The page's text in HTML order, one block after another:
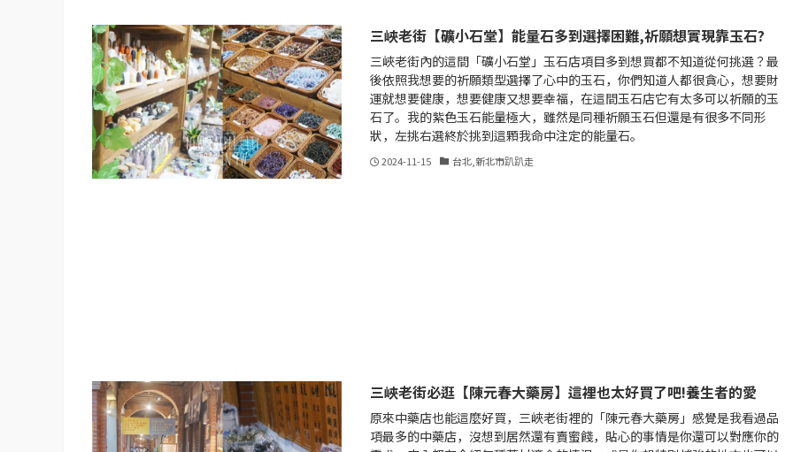
三峽老街【礦小石堂】能量石多到選擇困難,祈願想實現靠玉石?
三峽老街內的這間「礦小石堂」玉石店項目多到想買都不知道從何挑選？最
後依照我想要的祈願類型選擇了心中的玉石，你們知道人都很貪心，想要財
運就想要健康，想要健康又想要幸福，在這間玉石店它有太多可以祈願的玉
石了。我的紫色玉石能量極大，雖然是同種祈願玉石但還是有很多不同形
狀，左挑右選終於挑到這顆我命中注定的能量石。
2024-11-15 台北,新北市趴趴走
三峽老街必逛【陳元春大藥房】這裡也太好買了吧!養生者的愛
原來中藥店也能這麼好買，三峽老街裡的「陳元春大藥房」感覺是我看過品
項最多的中藥店，沒想到居然還有賣蜜餞，貼心的事情是你還可以對應你的